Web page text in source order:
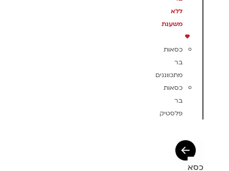
ללא
משענת
כסאות
בר
מתכווננים
כסאות
בר
פלסטיק
כסא